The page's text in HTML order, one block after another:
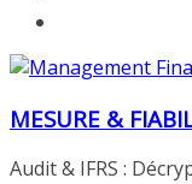
MESURE &
Audit & IFRS :